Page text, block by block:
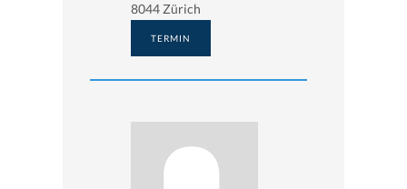
8044 Zürich
TERMIN